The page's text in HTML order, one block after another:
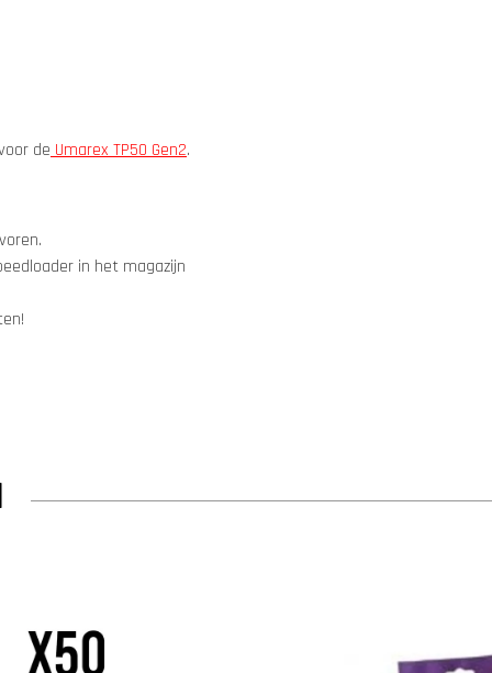
de Umarex TP50 Gen2.
in het magazijn